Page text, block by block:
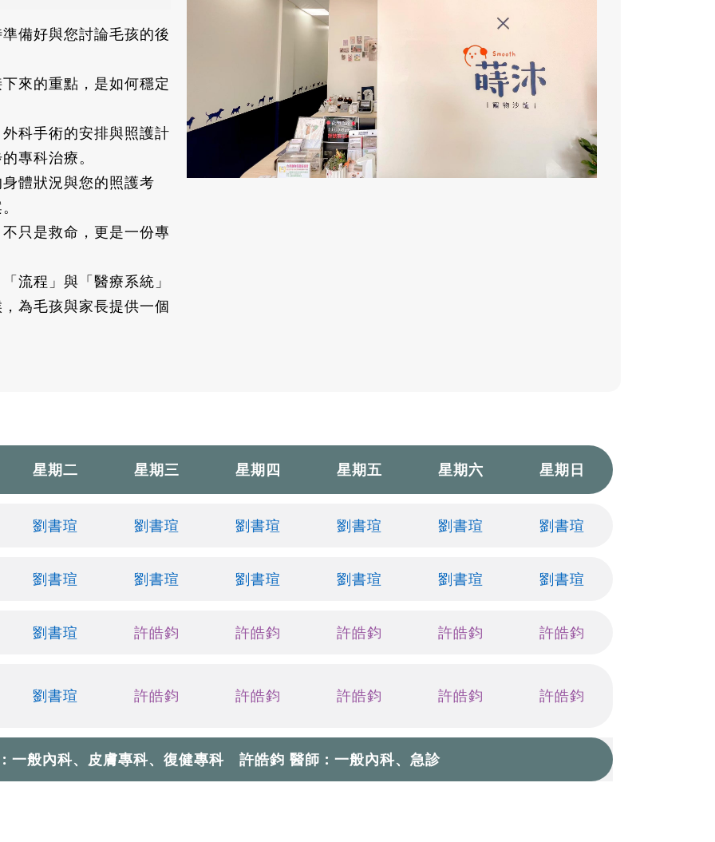
備好與您討論毛孩的後
來的重點，是如何穩定
科手術的安排與照護計
專科治療。
體狀況與您的照護考
只是救命，更是一份專
流程」與「醫療系統」
為毛孩與家長提供一個
星期二 星期三 星期四 星期五 星期六 星期日
劉書瑄 劉書瑄 劉書瑄 劉書瑄 劉書瑄 劉書瑄
劉書瑄 劉書瑄 劉書瑄 劉書瑄 劉書瑄 劉書瑄
劉書瑄 許皓鈞 許皓鈞 許皓鈞 許皓鈞 許皓鈞
劉書瑄 許皓鈞 許皓鈞 許皓鈞 許皓鈞 許皓鈞
一般內科、皮膚專科、復健專科 許皓鈞 醫師 : 一般內科、急診